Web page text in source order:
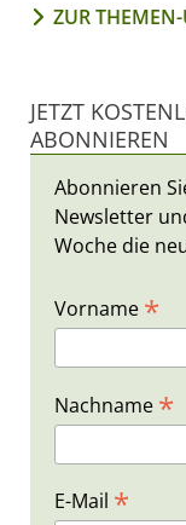
ZUR
JETZT
ABONNIEREN
Abonnieren
Newsletter
Woche die
Vorname *
Nachname *
E-Mail *